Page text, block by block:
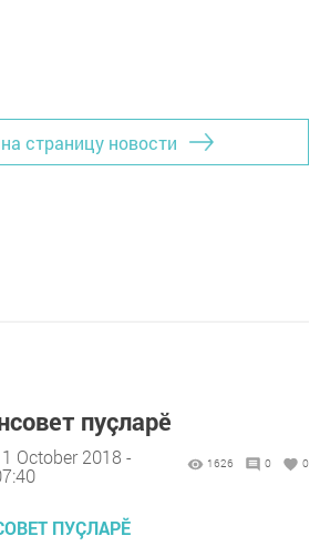
страницу новости
пуçларӗ
October 2018 -
1626 0 0